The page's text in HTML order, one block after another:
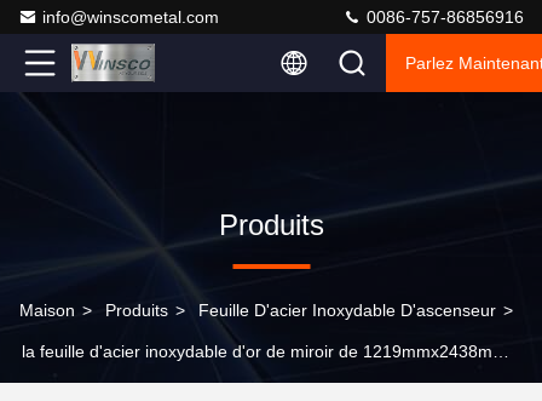
info@winscometal.com 0086-757-86856916
Parlez
Produits
Maison > Produits > Feuille D'acier Inoxydable D'ascenseur >
la feuille d'acier inoxydable d'or de miroir de 1219mmx2438mm